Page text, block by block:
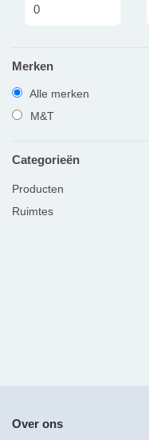
Merken
Alle merken
M&T
Categorieën
producten
ruimtes
Over ons